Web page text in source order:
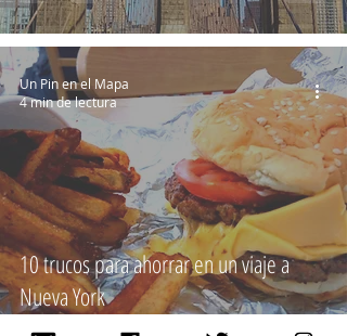
10 trucos para ahorrar en un viaje a
Nueva York
Un Pin en el Mapa
4 min de lectura